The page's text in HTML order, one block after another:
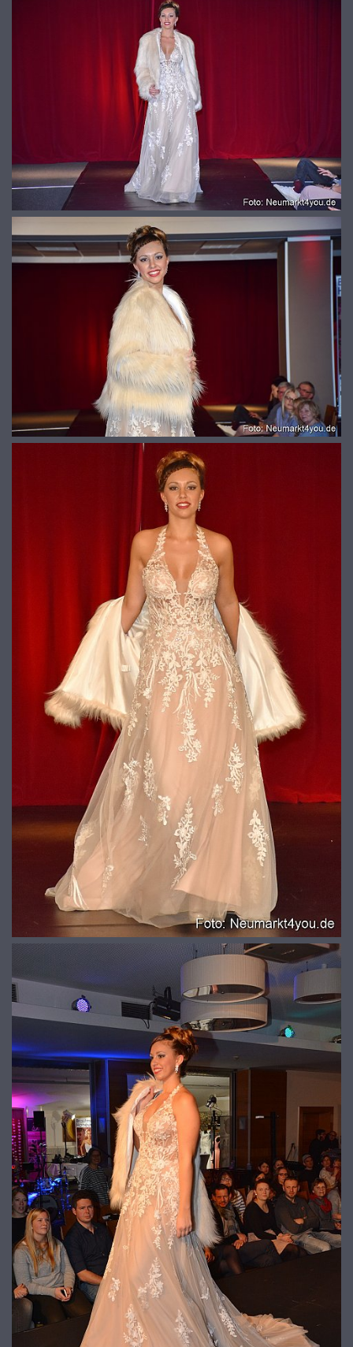
© 2026www.galerie-neumarkt.de